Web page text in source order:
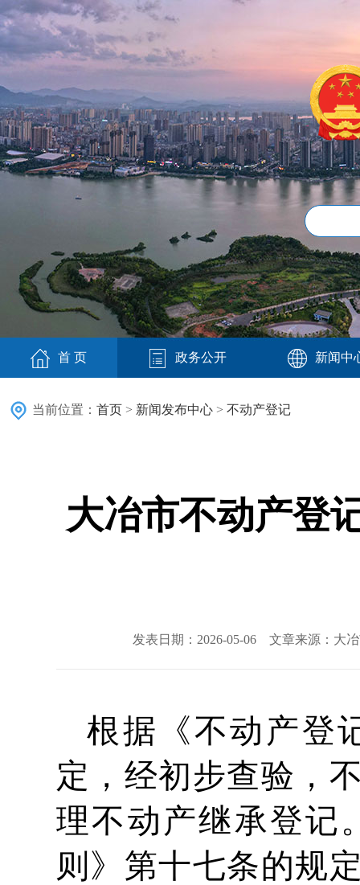
首 页 政务公开 新闻中
当前位置： 首页 > 新闻发布中心 > 不动产登记
大冶市不动产登
发表日期：2026-05-06 文章来源：大
根据《不动产登
定，经初步查验，
理不动产继承登记
则》第十七条的规